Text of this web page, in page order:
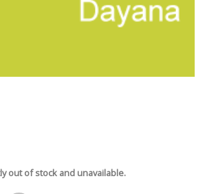
out of stock and unavailable.